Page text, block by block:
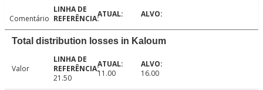
Comentário
Total distribution losses in Kaloum
Valor
21.50
11.00 16.00